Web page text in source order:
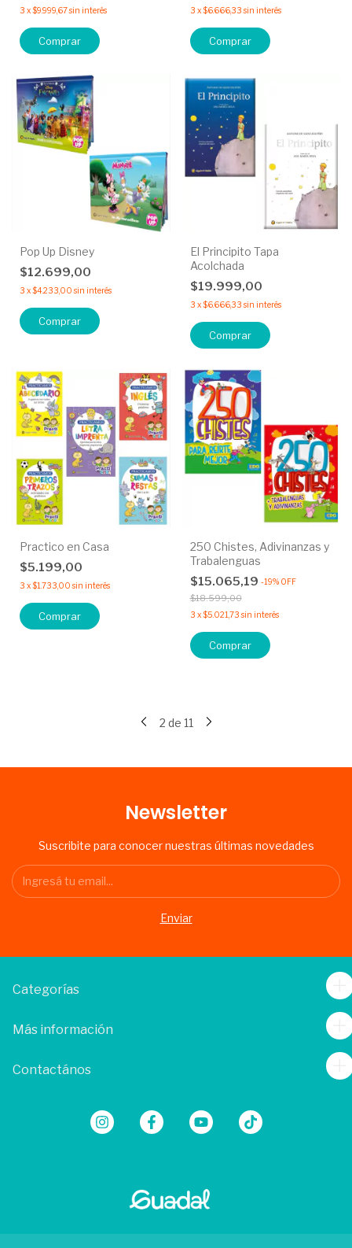
3 x$9.999,67sin interés
Comprar
3 x$6.666,33 sin interés
Comprar
Pop Up Disney
$12.699,00
3 x$4.233,00 sin interés
Comprar
El Principito Tapa
Acolchada
$19.999,00
3 x$6.666,33 sin interés
Comprar
Practico en Casa
$5.199,00
3 x$1.733,00 sin interés
Comprar
250 Chistes, Adivinanzas y
Trabalenguas
$15.065,19 -19% OFF
$18.599,00
3 x$5.021,73 sin interés
Comprar
2 de 11
Newsletter
Suscribite para conocer nuestras últimas novedades
Categorías
Más información
Contactános